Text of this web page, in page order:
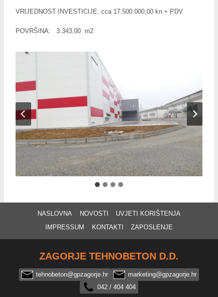
VRIJEDNOST INVESTICIJE: cca 17.500.000,00 kn + PDV
POVRŠINA: 3.343,00 m2
NASLOVNA NOVOSTI
UVJETI KORIŠTENJA
IMPRESSUM
KONTAKTI ZAPOSLENJE
ZAGORJE TEHNOBETON D.D.
tehnobeton@gpzagorje.hr
marketing@gpzagorje.hr
042 / 404 404